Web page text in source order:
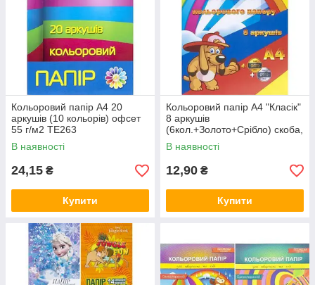
Кольоровий папір А4 20
аркушів (10 кольорів) офсет
55 г/м2 ТЕ263
В наявності
24,15 ₴
Купити
Кольоровий папір А4 "Класік"
8 аркушів
(6кол.+Золото+Срібло) скоба,
офсет 55 г/м2 ТЕ437
В наявності
12,90 ₴
Купити